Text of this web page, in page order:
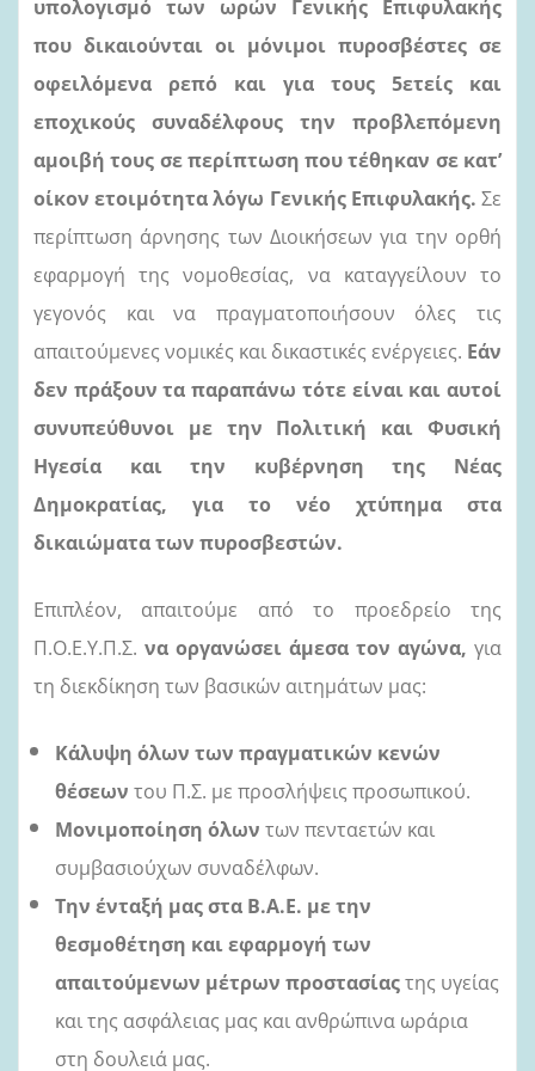
υπολογισμό των ωρών Γενικής Επιφυλακής
που δικαιούνται οι μόνιμοι πυροσβέστες σε
οφειλόμενα ρεπό και για τους 5ετείς και
εποχικούς συναδέλφους την προβλεπόμενη
αμοιβή τους σε περίπτωση που τέθηκαν σε κατ’
οίκον ετοιμότητα λόγω Γενικής Επιφυλακής. Σε
περίπτωση άρνησης των Διοικήσεων για την ορθή
εφαρμογή της νομοθεσίας, να καταγγείλουν το
γεγονός και να πραγματοποιήσουν όλες τις
απαιτούμενες νομικές και δικαστικές ενέργειες. Εάν
δεν πράξουν τα παραπάνω τότε είναι και αυτοί
συνυπεύθυνοι με την Πολιτική και Φυσική
Ηγεσία και την κυβέρνηση της Νέας
Δημοκρατίας, για το νέο χτύπημα στα
δικαιώματα των πυροσβεστών.
Επιπλέον, απαιτούμε από το προεδρείο της
Π.Ο.Ε.Υ.Π.Σ. να οργανώσει άμεσα τον αγώνα, για
τη διεκδίκηση των βασικών αιτημάτων μας:
Κάλυψη όλων των πραγματικών κενών
θέσεων του Π.Σ. με προσλήψεις προσωπικού.
Μονιμοποίηση όλων των πενταετών και
συμβασιούχων συναδέλφων.
Την ένταξή μας στα Β.Α.Ε. με την
θεσμοθέτηση και εφαρμογή των
απαιτούμενων μέτρων προστασίαςτης υγείας
και της ασφάλειας μας και ανθρώπινα ωράρια
στη δουλειά μας.